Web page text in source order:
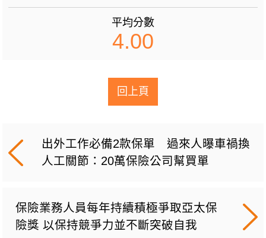
平均分數
4.00
回上頁
出外工作必備2款保單 過來人曝車禍換
人工關節：20萬保險公司幫買單
保險業務人員每年持續積極爭取亞太保
險獎 以保持競爭力並不斷突破自我